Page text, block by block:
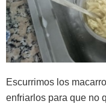
Escurrimos los
enfriarlos para que no